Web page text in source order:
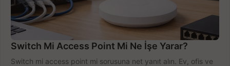
Switch Mi Access Point Mi Ne İşe Yarar?
Switch mi access point mi sorusuna net yanıt alın. Ev, ofis ve